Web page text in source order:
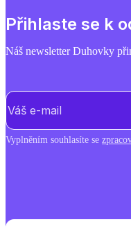
Přihlaste se k
Náš newsletter Duhovky
E-mail
Vyplněním souhlasíte se